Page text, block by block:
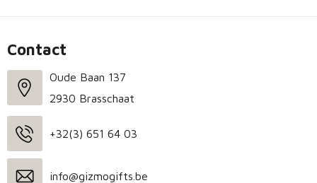
Contact
Oude Baan 137
2930 Brasschaat
+32(3) 651 64 03
info@gizmogifts.be